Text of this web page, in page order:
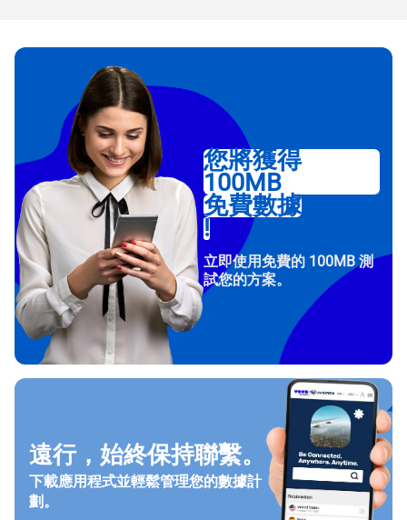
您將獲得
100MB
免費數據
!
立即使用免費的 100MB 測
試您的方案。
遠行，始終保持聯繫。
下載應用程式並輕鬆管理您的數據計
劃。